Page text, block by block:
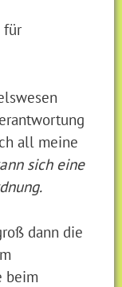
für
all meine
sich eine
dann die
beim